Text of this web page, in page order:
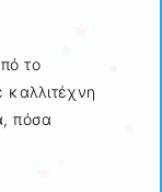
το
καλλιτέχνη
πόσα